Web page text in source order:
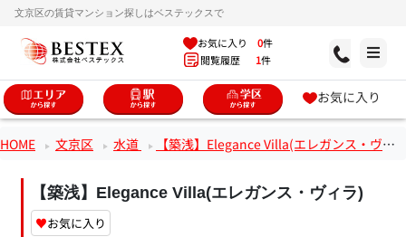
文京区の賃貸マンション探しはベステックスで
お気に入り 0件
閲覧履歴 1件
お気に入り
HOME 文京区 水道 【築浅】Elegance Villa(エレガンス・ヴィラ)
【築浅】Elegance Villa(エレガンス・ヴィラ)
♥お気に入り